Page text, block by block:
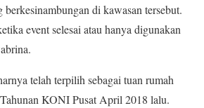
di kawasan tersebut.
event selesai atau hanya digunakan
telah terpilih sebagai tuan rumah
KONI Pusat April 2018 lalu.